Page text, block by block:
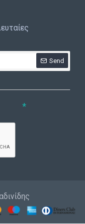
Send
Καλέστε μας